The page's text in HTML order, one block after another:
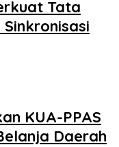
Tata
KUA-PPAS
Daerah